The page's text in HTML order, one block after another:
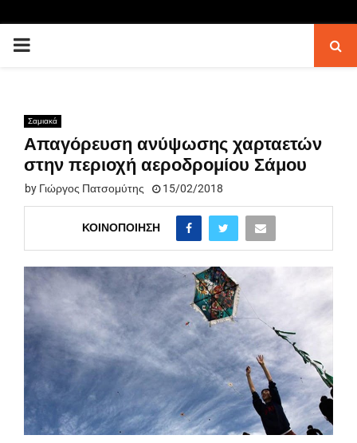
PRIMARY
Σαμιακά
Απαγόρευση ανύψωσης χαρταετών
στην περιοχή αεροδρομίου Σάμου
by Γιώργος Πατσομύτης 15/02/2018
ΚΟΙΝΟΠΟΊΗΣΗ